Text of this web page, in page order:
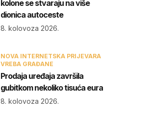
kolone se stvaraju na više
dionica autoceste
8. kolovoza 2026.
NOVA INTERNETSKA PRIJEVARA
VREBA GRAĐANE
Prodaja uređaja završila
gubitkom nekoliko tisuća eura
8. kolovoza 2026.